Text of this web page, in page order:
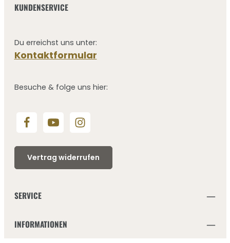
KUNDENSERVICE
Du erreichst uns unter:
Kontaktformular
Besuche & folge uns hier:
Vertrag widerrufen
SERVICE
INFORMATIONEN